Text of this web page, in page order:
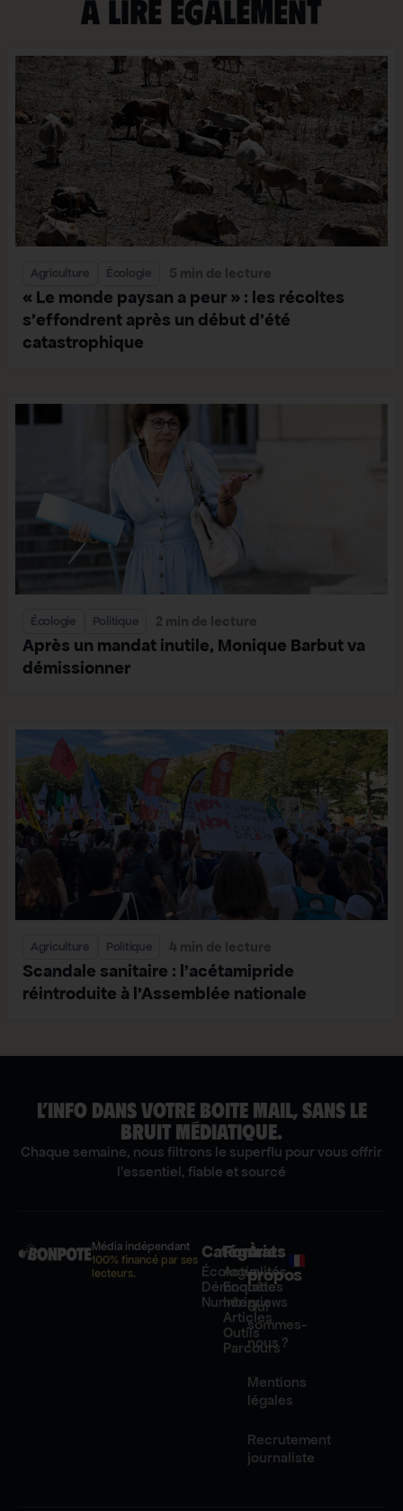
À lire également
Agriculture Écologie 5 min de lecture
« Le monde paysan a peur » : les récoltes
s’effondrent après un début d’été
catastrophique
Écologie Politique 2 min de lecture
Après un mandat inutile, Monique Barbut va
démissionner
Agriculture Politique 4 min de lecture
Scandale sanitaire : l’acétamipride
réintroduite à l’Assemblée nationale
L’INFO DANS VOTRE BOITE MAIL, SANS LE
BRUIT MÉDIATIQUE.
Chaque semaine, nous filtrons le superflu pour vous offrir
l'essentiel, fiable et sourcé
Média indépendant
100% financé par ses
lecteurs.
Catégories
Écologie
Démocratie
Numérique
Formats
Actualités
Enquêtes
Interviews
Articles
Outils
Parcours
À
propos
Qui
sommes-
nous ?
Mentions
légales
Recrutement
journaliste